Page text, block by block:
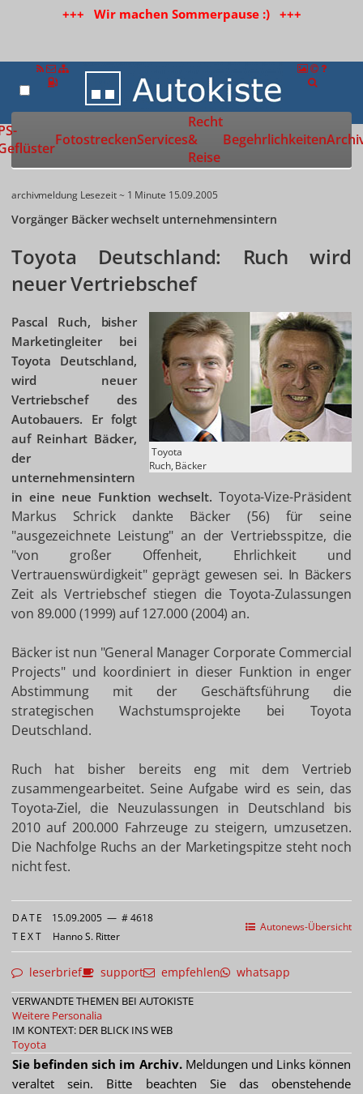
+++ Wir machen Sommerpause :) +++
Zur Startseite
FotostreckenServices
Recht
&
Reise
Begehrlichkeiten
archivmeldung Lesezeit ~ 1 Minute 15.09.2005
Vorgänger Bäcker wechselt unternehmensintern
Toyota Deutschland: Ruch wird
neuer Vertriebschef
Toyota
Ruch, Bäcker
Pascal Ruch, bisher
Marketingleiter bei
Toyota Deutschland,
wird neuer
Vertriebschef des
Autobauers. Er folgt
auf Reinhart Bäcker,
der
unternehmensintern
in eine neue Funktion wechselt.Toyota-Vize-Präsident
Markus Schrick dankte Bäcker (56) für seine
"ausgezeichnete Leistung" an der Vertriebsspitze, die
"von großer Offenheit, Ehrlichkeit und
Vertrauenswürdigkeit" geprägt gewesen sei. In Bäckers
Zeit als Vertriebschef stiegen die Toyota-Zulassungen
von 89.000 (1999) auf 127.000 (2004) an.
Bäcker ist nun "General Manager Corporate Commercial
Projects" und koordiniert in dieser Funktion in enger
Abstimmung mit der Geschäftsführung die
strategischen Wachstumsprojekte bei Toyota
Deutschland.
Ruch hat bisher bereits eng mit dem Vertrieb
zusammengearbeitet. Seine Aufgabe wird es sein, das
Toyota-Ziel, die Neuzulassungen in Deutschland bis
2010 auf 200.000 Fahrzeuge zu steigern, umzusetzen.
Die Nachfolge Ruchs an der Marketingspitze steht noch
nicht fest.
Autonews-Übersicht
DATE 15.09.2005 — # 4618
TEXT Hanno S. Ritter
leserbrief support empfehlen whatsapp
VERWANDTE THEMEN BEI AUTOKISTE
Weitere Personalia
IM KONTEXT: DER BLICK INS WEB
Toyota
Sie befinden sich im Archiv.Meldungen und Links können
veraltet sein. Bitte beachten Sie das obenstehende